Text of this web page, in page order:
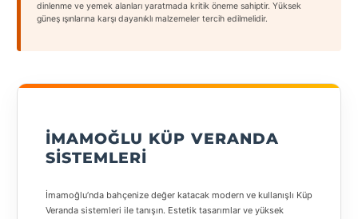
dinlenme ve yemek alanları yaratmada kritik öneme sahiptir. Yüksek
güneş ışınlarına karşı dayanıklı malzemeler tercih edilmelidir.
İMAMOĞLU KÜP VERANDA
SISTEMLERI
İmamoğlu’nda bahçenize değer katacak modern ve kullanışlı Küp
Veranda sistemleri ile tanışın. Estetik tasarımlar ve yüksek
Adıyaman
Antalya
Balıkesir
Luka